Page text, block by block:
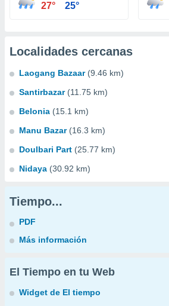
27° 25°
Localidades cercanas
Laogang Bazaar (9.46 km)
Santirbazar (11.75 km)
Belonia (15.1 km)
Manu Bazar (16.3 km)
Doulbari Part (25.77 km)
Nidaya (30.92 km)
Tiempo...
PDF
Más información
El Tiempo en tu Web
Widget de El tiempo